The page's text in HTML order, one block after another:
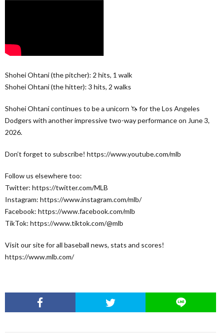
Shohei Ohtani (the pitcher): 2 hits, 1 walk
Shohei Ohtani (the hitter): 3 hits, 2 walks
Shohei Ohtani continues to be a unicorn 🦄 for the Los Angeles
Dodgers with another impressive two-way performance on June 3,
2026.
Don’t forget to subscribe! https://www.youtube.com/mlb
Follow us elsewhere too:
Twitter: https://twitter.com/MLB
Instagram: https://www.instagram.com/mlb/
Facebook: https://www.facebook.com/mlb
TikTok: https://www.tiktok.com/@mlb
Visit our site for all baseball news, stats and scores!
https://www.mlb.com/